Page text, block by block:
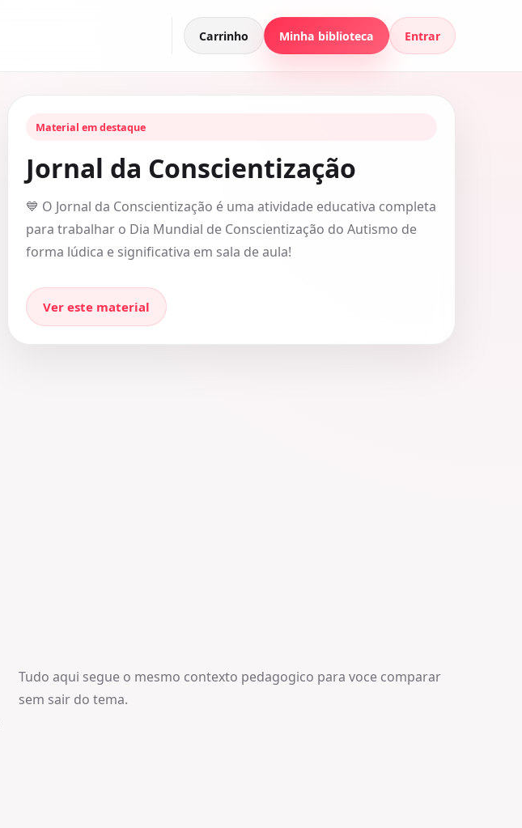
Carrinho Minha biblioteca Entrar
Material em destaque
Jornal da Conscientização
💙 O Jornal da Conscientização é uma atividade educativa completa
para trabalhar o Dia Mundial de Conscientização do Autismo de
forma lúdica e significativa em sala de aula!
Ver este material
Tudo aqui segue o mesmo contexto pedagogico para voce comparar
sem sair do tema.